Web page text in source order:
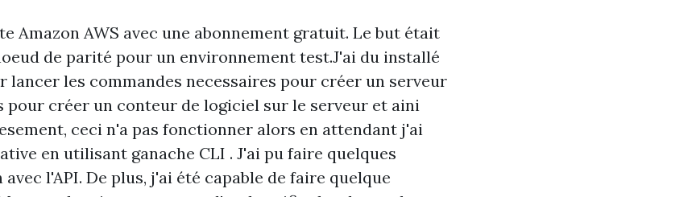
Amazon AWS avec une abonnement gratuit. Le but était
de parité pour un environnement test.J'ai du installé
lancer les commandes necessaires pour créer un serveur
pour créer un conteur de logiciel sur le serveur et aini
ceci n'a pas fonctionner alors en attendant j'ai
en utilisant ganache CLI . J'ai pu faire quelques
l'API. De plus, j'ai été capable de faire quelque